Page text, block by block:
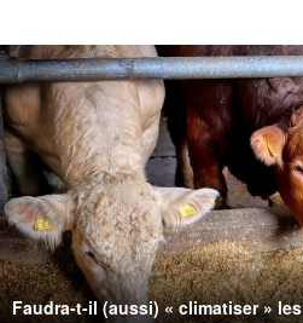
Faudra-t-il (aussi) « climatiser »